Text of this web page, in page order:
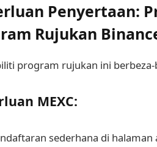
Penyertaan:
Rujukan
program rujukan ini berbeza-
MEXC:
sederhana di halaman